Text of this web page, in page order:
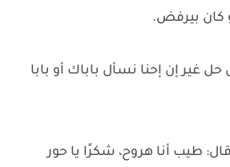
كان بيرفض.
غير إن إحنا نسأل باباك أو بابا
طيب أنا هروح، شكرًا يا حور